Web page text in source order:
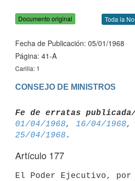
Documento original Toda la
Fecha de Publicación: 05/01/1968
Página: 41-A
Carilla: 1
CONSEJO DE MINISTROS
Fe de erratas
01/04/1968, 16/04/1968,
25/04/1968
Artículo 177
El Poder Ejecutivo, por